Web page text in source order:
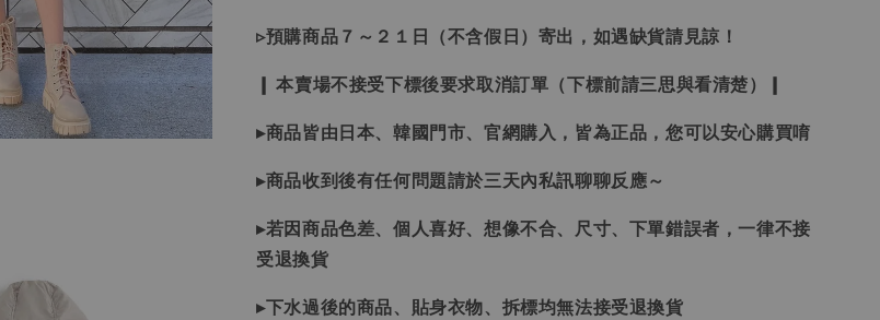
▹預購商品７～２１日（不含假日）寄出，如遇缺貨請見諒！
❙ 本賣場不接受下標後要求取消訂單（下標前請三思與看清楚）❙
▸商品皆由日本、韓國門市、官網購入，皆為正品，您可以安心購買唷
▸商品收到後有任何問題請於三天內私訊聊聊反應～
▸若因商品色差、個人喜好、想像不合、尺寸、下單錯誤者，一律不接
受退換貨
▸下水過後的商品、貼身衣物、拆標均無法接受退換貨